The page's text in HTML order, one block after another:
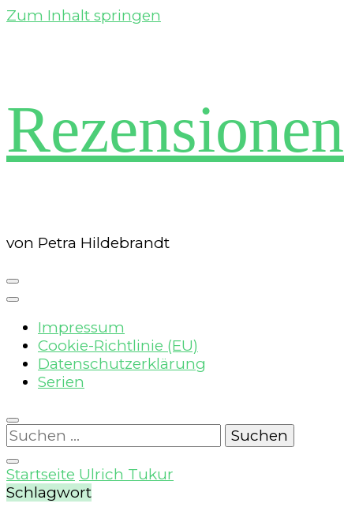
Zum Inhalt springen
Rezensionen
von Petra Hildebrandt
Impressum
Cookie-Richtlinie (EU)
Datenschutzerklärung
Serien
Suchen
nach:
Startseite Ulrich Tukur
Schlagwort